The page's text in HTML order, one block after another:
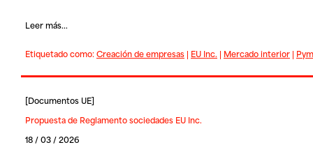
Leer más...
Etiquetado como:Creación de empresas| EU Inc. | Mercado interior|
[Documentos UE]
Propuesta de Reglamento sociedades EU Inc.
18 / 03 / 2026